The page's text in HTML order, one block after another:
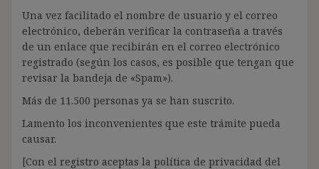
Una vez facilitado el nombre de usuario y el correo
electrónico, deberán verificar la contraseña a través
de un enlace que recibirán en el correo electrónico
registrado (según los casos, es posible que tengan que
revisar la bandeja de «Spam»).
Más de 11.500 personas ya se han suscrito.
Lamento los inconvenientes que este trámite pueda
causar.
[Con el registro aceptas la política de privacidad del